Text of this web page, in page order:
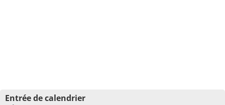
Entrée de calendrier